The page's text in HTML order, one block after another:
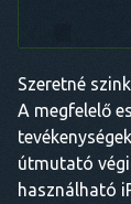
Szeretné
A megfelelő
útmutató
használható